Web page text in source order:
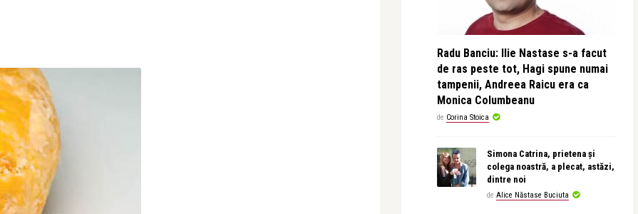
Radu Banciu: Ilie Nastase s-a facut
de ras peste tot, Hagi spune numai
tampenii, Andreea Raicu era ca
Monica Columbeanu
de Corina Stoica
Simona Catrina, prietena și
colega noastră, a plecat, astăzi,
dintre noi
de Alice Năstase Buciuta